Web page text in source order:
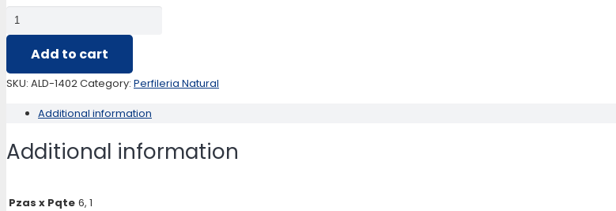
ALD-
1402
CENTRAL
VENT.CELOSIA
quantity
Add to cart
SKU: ALD-1402Category: Perfileria Natural
Additional information
Additional information
Pzas x Pqte 6, 1